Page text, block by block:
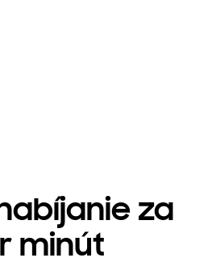
za
minút